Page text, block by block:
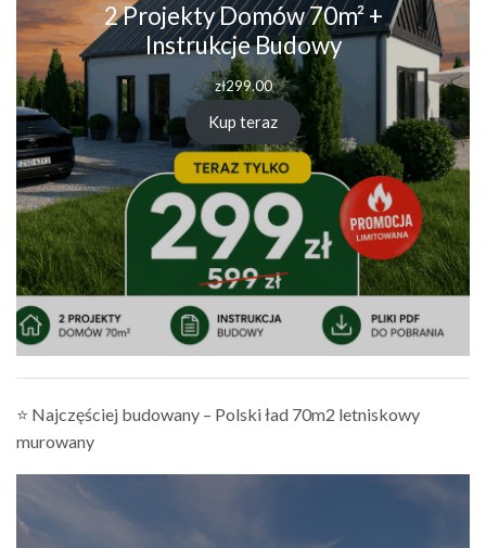
2 Projekty Domów 70m² +
Instrukcje Budowy
zł299.00
Kup teraz
⭐ Najczęściej budowany – Polski ład 70m2 letniskowy
murowany